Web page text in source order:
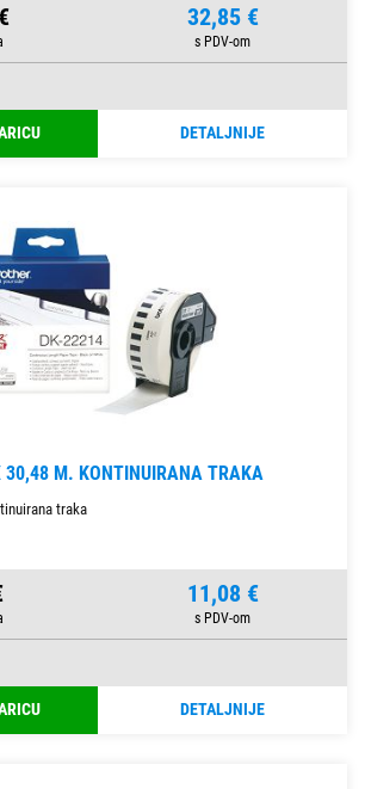
32,85 €
DETALJNIJE
30,48 M. KONTINUIRANA TRAKA
traka
11,08 €
DETALJNIJE